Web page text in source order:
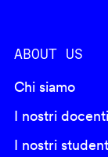
ABOUT US
Chi siamo
I nostri docenti
I nostri